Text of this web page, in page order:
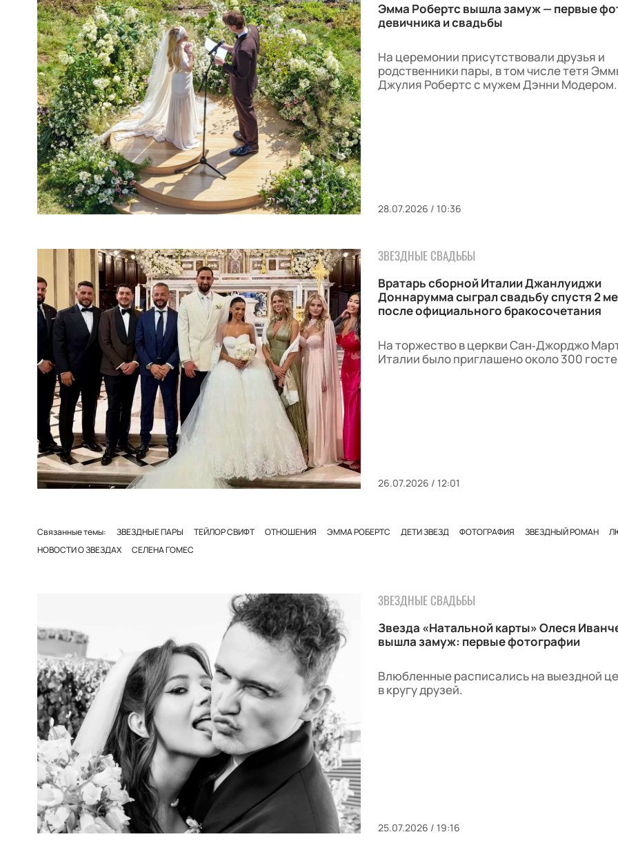
Эмма Робертс вышла замуж — первые
девичника и свадьбы
На церемонии присутствовали друзья и
родственники пары, в том числе тетя
Джулия Робертс с мужем Дэнни Модером.
28.07.2026 / 10:36
ЗВЕЗДНЫЕ СВАДЬБЫ
Вратарь сборной Италии Джанлуиджи
Доннарумма сыграл свадьбу спустя 2
после официального бракосочетания
На торжество в церкви Сан‑Джорджо
Италии было приглашено около 300
26.07.2026 / 12:01
Связанные темы: ЗВЕЗДНЫЕ ПАРЫ ТЕЙЛОР СВИФТ ОТНОШЕНИЯ ЭММА РОБЕРТС ДЕТИ ЗВЕЗД ФОТОГРАФИЯ ЗВЕЗДНЫЙ РОМАН
НОВОСТИ О ЗВЕЗДАХ
СЕЛЕНА ГОМЕС
ЗВЕЗДНЫЕ СВАДЬБЫ
Звезда «Натальной карты» Олеся
вышла замуж: первые фотографии
Влюбленные расписались на выездной
в кругу друзей.
25.07.2026 / 19:16